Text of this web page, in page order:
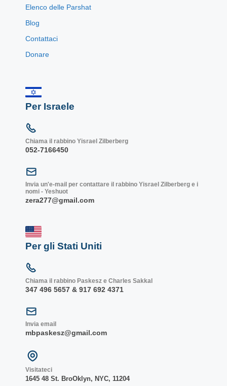
Elenco delle Parshat
Blog
Contattaci
Donare
Per Israele
Chiama il rabbino Yisrael Zilberberg
052-7166450
Invia un'e-mail per contattare il rabbino Yisrael Zilberberg e i
nomi - Yeshuot
zera277@gmail.com
Per gli Stati Uniti
Chiama il rabbino Paskesz e Charles Sakkal
347 496 5657 & 917 692 4371
Invia email
mbpaskesz@gmail.com
Visitateci
1645 48 St. BroOklyn, NYC, 11204